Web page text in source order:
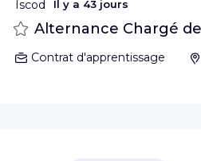
Iscod Il y a 43 jours
Sauvegarder
Alternance Chargé
Contrat d'apprentissage